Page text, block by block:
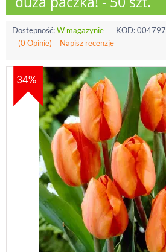
Dostępność:W magazynie KOD:004797
(0 Opinie)
Napisz recenzję
34%